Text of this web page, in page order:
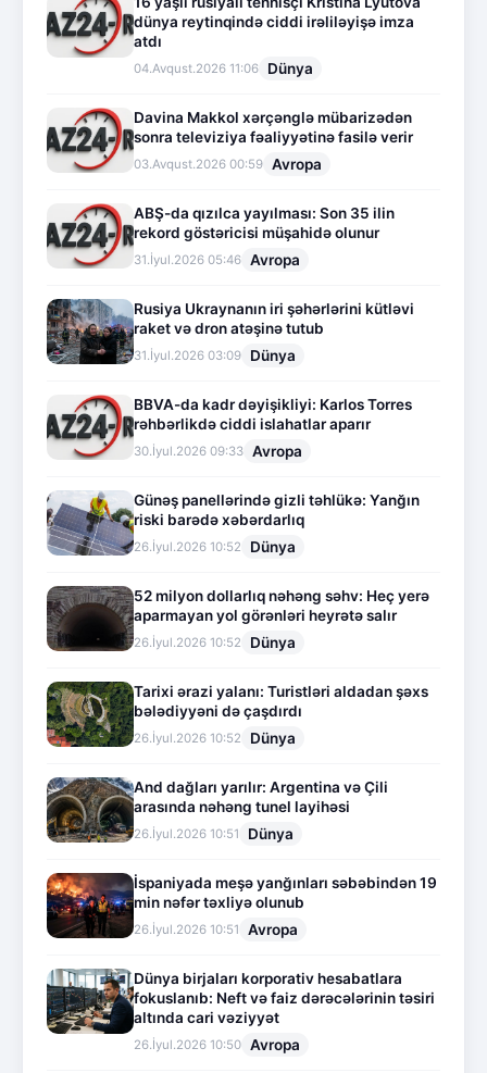
dünya reytinqində ciddi irəliləyişə imza
atdı
04.Avqust.2026 11:06 Dünya
Davina Makkol xərçənglə mübarizədən
sonra televiziya fəaliyyətinə fasilə verir
03.Avqust.2026 00:59 Avropa
ABŞ-da qızılca yayılması: Son 35 ilin
rekord göstəricisi müşahidə olunur
31.İyul.2026 05:46 Avropa
Rusiya Ukraynanın iri şəhərlərini kütləvi
raket və dron atəşinə tutub
31.İyul.2026 03:09 Dünya
BBVA-da kadr dəyişikliyi: Karlos Torres
rəhbərlikdə ciddi islahatlar aparır
30.İyul.2026 09:33 Avropa
Günəş panellərində gizli təhlükə: Yanğın
riski barədə xəbərdarlıq
26.İyul.2026 10:52 Dünya
52 milyon dollarlıq nəhəng səhv: Heç yerə
aparmayan yol görənləri heyrətə salır
26.İyul.2026 10:52 Dünya
Tarixi ərazi yalanı: Turistləri aldadan şəxs
bələdiyyəni də çaşdırdı
26.İyul.2026 10:52 Dünya
And dağları yarılır: Argentina və Çili
arasında nəhəng tunel layihəsi
26.İyul.2026 10:51 Dünya
İspaniyada meşə yanğınları səbəbindən 19
min nəfər təxliyə olunub
26.İyul.2026 10:51 Avropa
Dünya birjaları korporativ hesabatlara
fokuslanıb: Neft və faiz dərəcələrinin təsiri
altında cari vəziyyət
26.İyul.2026 10:50 Avropa